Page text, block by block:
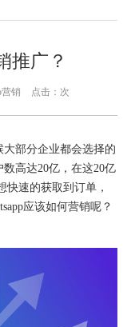
推广？
营销 点击： 次
部分企业都会选择的
数高达20亿，在这20亿
快速的获取到订单，
应该如何营销呢？